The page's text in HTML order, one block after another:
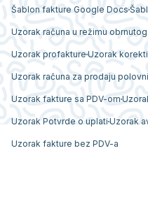
Šablon fakture Google Docs
Uzorak računa u režimu
Uzorak profakture Uzorak
Uzorak računa za prodaju
Uzorak fakture sa PDV-om
Uzorak Potvrde o uplati Uzorak
Uzorak fakture bez PDV-a